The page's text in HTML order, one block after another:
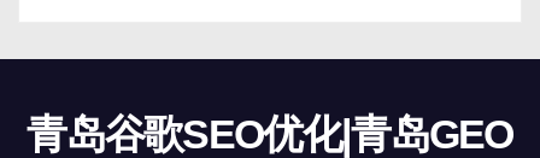
青岛谷歌SEO优化|青岛GEO